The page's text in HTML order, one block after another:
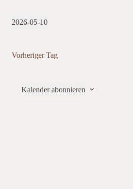
2026-05-10
Vorheriger Tag
Kalender abonnieren